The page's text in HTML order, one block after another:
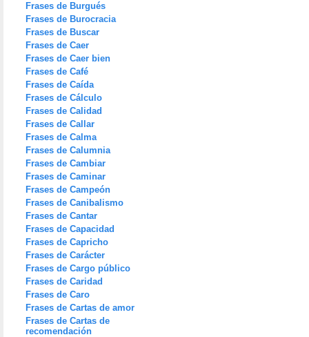
Frases de Burgués
Frases de Burocracia
Frases de Buscar
Frases de Caer
Frases de Caer bien
Frases de Café
Frases de Caída
Frases de Cálculo
Frases de Calidad
Frases de Callar
Frases de Calma
Frases de Calumnia
Frases de Cambiar
Frases de Caminar
Frases de Campeón
Frases de Canibalismo
Frases de Cantar
Frases de Capacidad
Frases de Capricho
Frases de Carácter
Frases de Cargo público
Frases de Caridad
Frases de Caro
Frases de Cartas de amor
Frases de Cartas de
recomendación